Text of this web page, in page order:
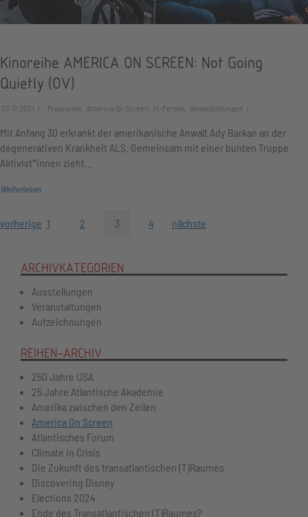
Kinoreihe AMERICA ON SCREEN: Not Going
Quietly (OV)
23.11.2021 Programm, America On Screen, In-Person, Veranstaltungen
Mit Anfang 30 erkrankt der amerikanische Anwalt Ady Barkan an der
degenerativen Krankheit ALS. Gemeinsam mit einer bunten Truppe
Aktivist*innen zieht…
Weiterlesen
vorherige 1 2 3 4 nächste
ARCHIVKATEGORIEN
Ausstellungen
Veranstaltungen
Aufzeichnungen
REIHEN-ARCHIV
250 Jahre USA
25 Jahre Atlantische Akademie
Amerika zwischen den Zeilen
America On Screen
Atlantisches Forum
Climate in Crisis
Die Zukunft des transatlantischen (T)Raumes
Discovering Disney
Elections 2024
Ende des Transatlantischen (T)Raumes?